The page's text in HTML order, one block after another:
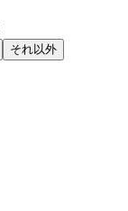
それ以外